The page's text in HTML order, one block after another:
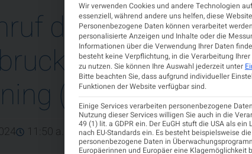
der Univ.-Klinik
auf Univ.-Prof
(1964–2024)
11:50 a.m.
Wir verwenden Cookies und andere Technologien
essenziell, während andere uns helfen, diese
Personenbezogene Daten können verarbeitet
personalisierte Anzeigen und Inhalte oder die
Informationen über die Verwendung Ihrer Daten
besteht keine Verpflichtung, in die Verarbeitung
zu nutzen.Sie können Ihre Auswahl jederzeit unter
Bitte beachten Sie, dass aufgrund individueller
Funktionen der Website verfügbar sind.
Einige Services verarbeiten personenbezogene
Nutzung dieser Services willigen Sie auch in die
49 (1) lit. a GDPR ein. Der EuGH stuft die USA als
nach EU-Standards ein. Es besteht beispielsweise
personenbezogene Daten in
Europäerinnen und Europäer eine Klagemöglichkeit